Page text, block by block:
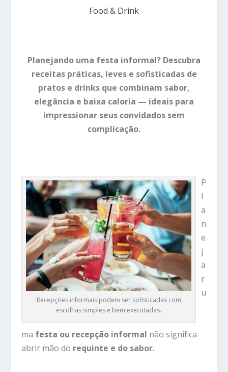
Food & Drink
Planejando uma festa informal? Descubra
receitas práticas, leves e sofisticadas de
pratos e drinks que combinam sabor,
elegância e baixa caloria — ideais para
impressionar seus convidados sem
complicação.
Recepções informais podem ser sofisticadas com
escolhas simples e bem executadas.
P
l
a
n
e
j
a
r
u
ma festa ou recepção informal não significa
abrir mão do requinte e do sabor.